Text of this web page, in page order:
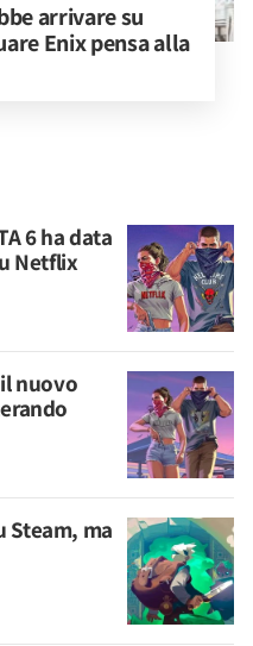
arrivare su
Enix pensa alla
6 ha data
Netflix
nuovo
Steam, ma